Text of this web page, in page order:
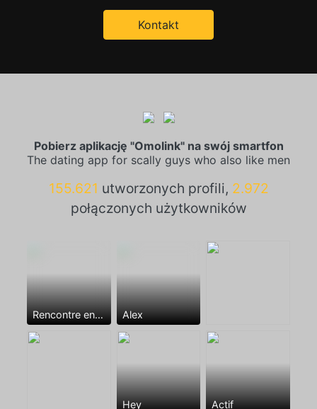
Kontakt
Pobierz aplikację "Omolink" na swój smartfon
The dating app for scally guys who also like men
155.621 utworzonych profili, 2.972
połączonych użytkowników
Rencontre entre mecs Alex
Hey Actif